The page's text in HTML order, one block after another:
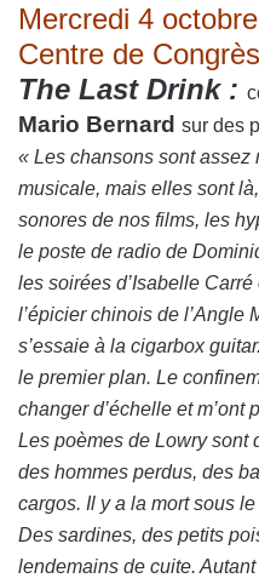
Mercredi 4
Centre de Congrès
The Last Drink :
Mario Bernard sur des
« Les chansons sont assez
musicale, mais elles sont
sonores de nos films, les
le poste de radio de
les soirées d’Isabelle
l’épicier chinois de l’Angle
s’essaie à la cigarbox
le premier plan. Le
changer d’échelle et m’ont
Les poèmes de Lowry sont
des hommes perdus, des
cargos. Il y a la mort sous
Des sardines, des petits
lendemains de cuite.